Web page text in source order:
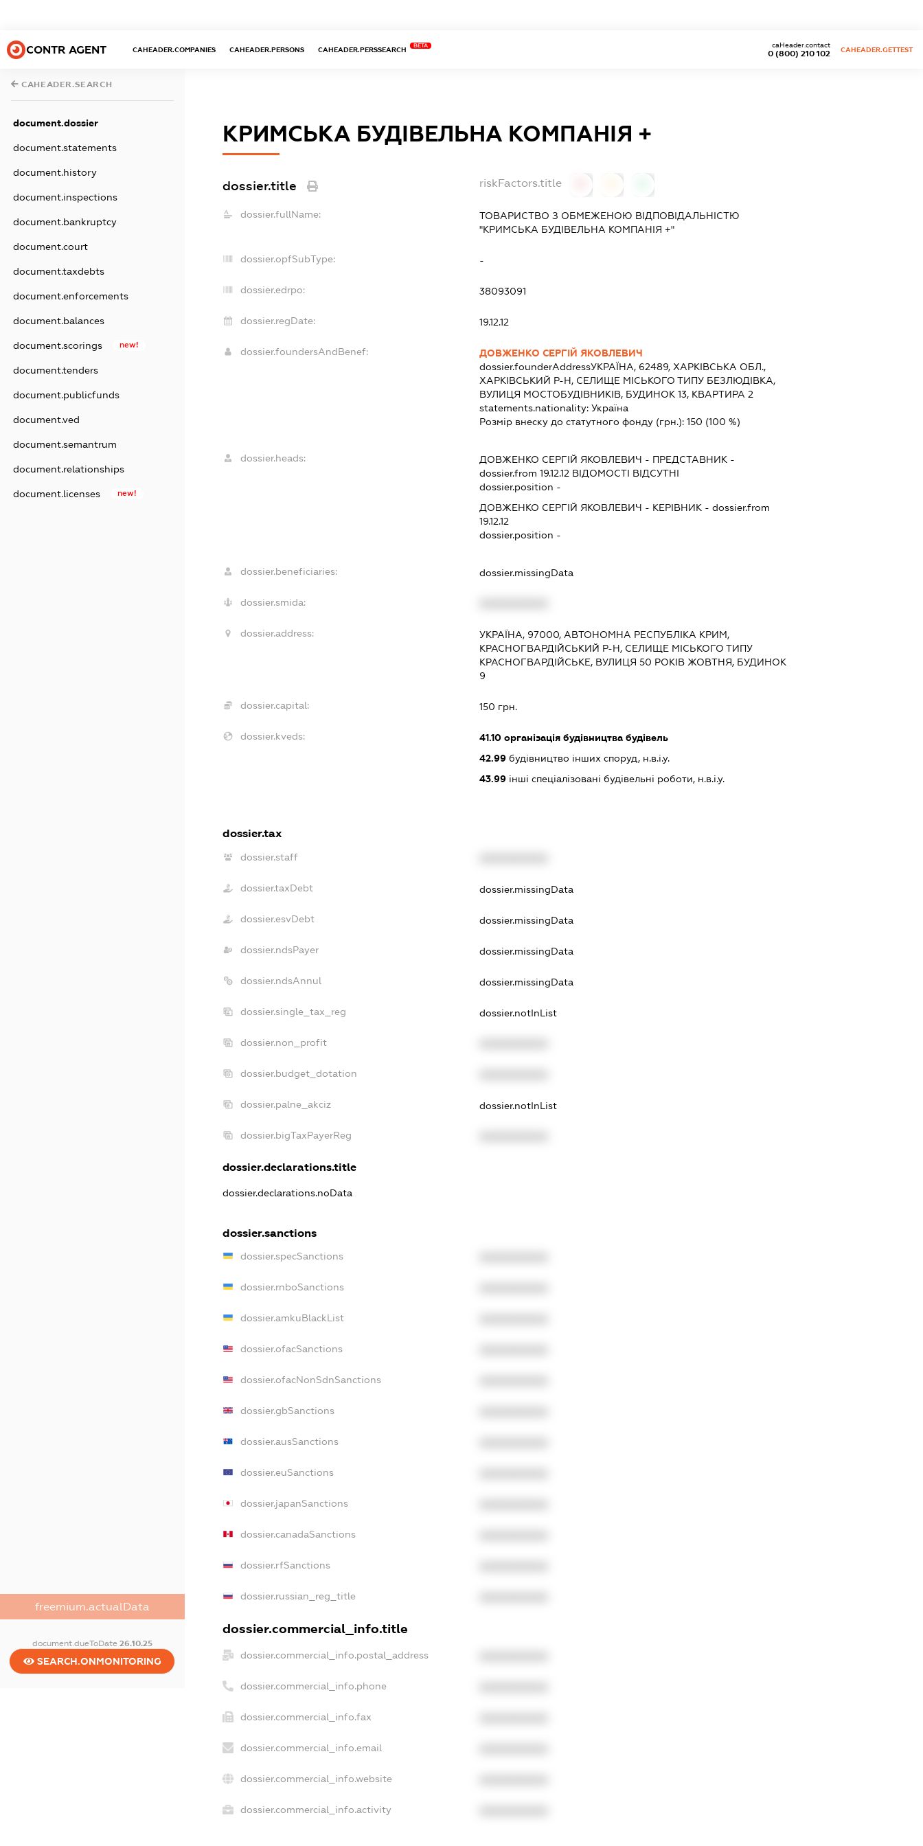
CONTR AGENT CAHEADER.COMPANIES CAHEADER.PERSONS CAHEADER.PERSSEARCH
BETA
0 (800) 210 102
caHeader.contact
CAHEADER.GETTEST
CAHEADER.SEARCH
document.dossier
document.statements
document.history
document.inspections
document.bankruptcy
document.court
document.taxdebts
document.enforcements
document.balances
document.scorings new!
document.tenders
document.publicfunds
document.ved
document.semantrum
document.relationships
document.licenses new!
freemium.actualData
document.dueToDate 26.10.25
SEARCH.ONMONITORING
КРИМСЬКА БУДІВЕЛЬНА КОМПАНІЯ +
dossier.title riskFactors.title
dossier.fullName:
ТОВАРИСТВО З ОБМЕЖЕНОЮ ВІДПОВІДАЛЬНІСТЮ
"КРИМСЬКА БУДІВЕЛЬНА КОМПАНІЯ +"
dossier.opfSubType: -
dossier.edrpo: 38093091
dossier.regDate: 19.12.12
dossier.foundersAndBenef:
ДОВЖЕНКО СЕРГІЙ ЯКОВЛЕВИЧ
dossier.founderAddressУКРАЇНА, 62489, ХАРКІВСЬКА ОБЛ.,
ХАРКІВСЬКИЙ Р-Н, СЕЛИЩЕ МІСЬКОГО ТИПУ БЕЗЛЮДІВКА,
ВУЛИЦЯ МОСТОБУДІВНИКІВ, БУДИНОК 13, КВАРТИРА 2
statements.nationality: Україна
Розмір внеску до статутного фонду (грн.): 150 (100 %)
dossier.heads: ДОВЖЕНКО СЕРГІЙ ЯКОВЛЕВИЧ - ПРЕДСТАВНИК-
dossier.from 19.12.12ВІДОМОСТІ ВІДСУТНІ
dossier.position -
ДОВЖЕНКО СЕРГІЙ ЯКОВЛЕВИЧ - КЕРІВНИК- dossier.from
19.12.12
dossier.position -
dossier.beneficiaries: dossier.missingData
dossier.smida:
dossier.address:
УКРАЇНА, 97000, АВТОНОМНА РЕСПУБЛІКА КРИМ,
КРАСНОГВАРДІЙСЬКИЙ Р-Н, СЕЛИЩЕ МІСЬКОГО ТИПУ
КРАСНОГВАРДІЙСЬКЕ, ВУЛИЦЯ 50 РОКІВ ЖОВТНЯ, БУДИНОК
9
dossier.capital: 150 грн.
dossier.kveds: 41.10організація будівництва будівель
42.99будівництво інших споруд, н.в.і.у.
43.99інші спеціалізовані будівельні роботи, н.в.і.у.
dossier.tax
dossier.staff
dossier.taxDebt dossier.missingData
dossier.esvDebt dossier.missingData
dossier.ndsPayer dossier.missingData
dossier.ndsAnnul dossier.missingData
dossier.single_tax_reg dossier.notInList
dossier.non_profit
dossier.budget_dotation
dossier.palne_akciz dossier.notInList
dossier.bigTaxPayerReg
dossier.declarations.title
dossier.declarations.noData
dossier.sanctions
dossier.specSanctions
dossier.rnboSanctions
dossier.amkuBlackList
dossier.ofacSanctions
dossier.ofacNonSdnSanctions
dossier.gbSanctions
dossier.ausSanctions
dossier.euSanctions
dossier.japanSanctions
dossier.canadaSanctions
dossier.rfSanctions
dossier.russian_reg_title
dossier.commercial_info.title
dossier.commercial_info.postal_address
dossier.commercial_info.phone
dossier.commercial_info.fax
dossier.commercial_info.email
dossier.commercial_info.website
dossier.commercial_info.activity